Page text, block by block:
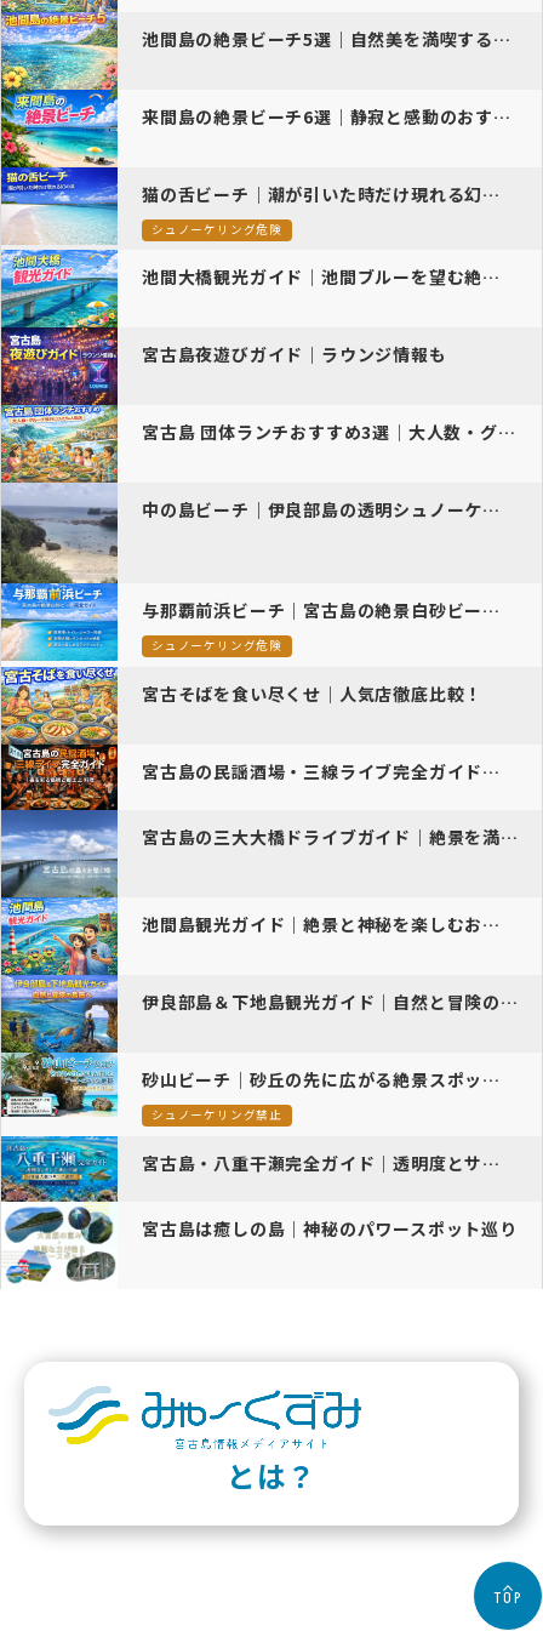
池間島の絶景ビーチ5選｜自然美を満喫するおすすめ観光スポット
来間島の絶景ビーチ6選｜静寂と感動のおすすめ観光スポット
猫の舌ビーチ｜潮が引いた時だけ現れる幻の浜
シュノーケリング危険
池間大橋観光ガイド｜池間ブルーを望む絶景スポットと見どころ
宮古島夜遊びガイド｜ラウンジ情報も
宮古島 団体ランチおすすめ3選｜大人数・グループ旅行にぴったりの人気…
中の島ビーチ｜伊良部島の透明シュノーケル天国
与那覇前浜ビーチ｜宮古島の絶景白砂ビーチ完全ガイド
シュノーケリング危険
宮古そばを食い尽くせ｜人気店徹底比較！
宮古島の民謡酒場・三線ライブ完全ガイド｜夜を彩る島唄と郷土料理
宮古島の三大大橋ドライブガイド｜絶景を満喫するおすすめ観光体験
池間島観光ガイド｜絶景と神秘を楽しむおすすめスポット紹介
伊良部島＆下地島観光ガイド｜自然と冒険の島旅へ
砂山ビーチ｜砂丘の先に広がる絶景スポット※アーチ下立ち入り禁止
シュノーケリング禁止
宮古島・八重干瀬完全ガイド｜透明度とサンゴ礁の奇跡
宮古島は癒しの島｜神秘のパワースポット巡り
とは？
TOP